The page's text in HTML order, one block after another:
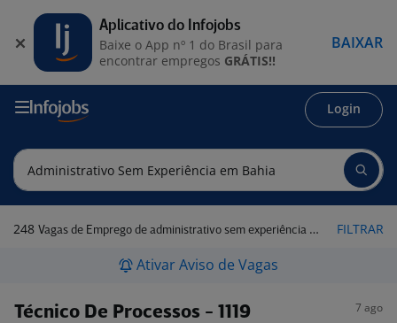
Login
248 Vagas de Emprego de administrativo sem experiência em Bahia FILTRAR
Ativar Aviso de Vagas
Técnico De Processos - 1119 7 ago
Aplicativo do Infojobs
Baixe o App nº 1 do Brasil para
encontrar empregos GRÁTIS!!
BAIXAR